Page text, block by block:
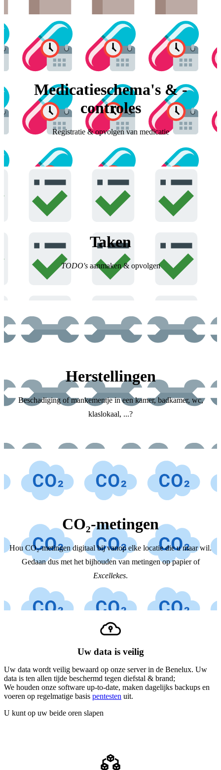
Medicatieschema's & -
controles
Registratie & opvolgen van medicatie
Taken
TODO'saanmaken & opvolgen
Herstellingen
Beschadiging of mankementje in een kamer, badkamer, wc,
klaslokaal, ...?
CO₂-metingen
Hou CO₂-metingen digitaal bij vanop elke locatie die u maar wil.
Gedaan dus met het bijhouden van metingen op papier of
Excellekes.
Uw data is veilig
Uw data wordt veilig bewaard op onze server in de Benelux. Uw
data is ten allen tijde beschermd tegen diefstal & brand;
We houden onze software up-to-date, maken dagelijks backups en
voeren op regelmatige basis pentesten uit.
U kunt op uw beide oren slapen